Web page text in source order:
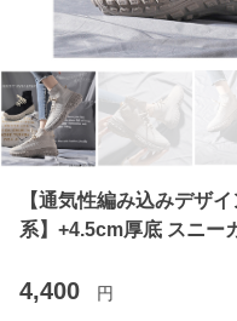
【通気性編み込みデザ
系】+4.5cm厚底 スニー
4,400 円